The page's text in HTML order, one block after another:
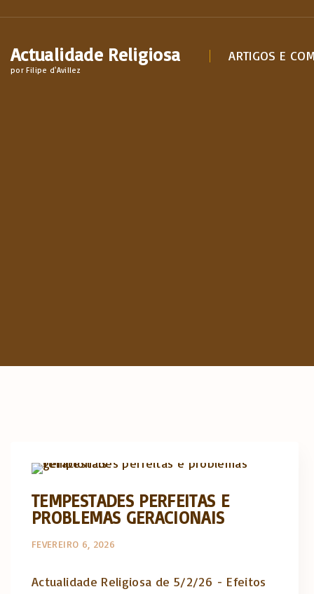
Actualidade Religiosa
por Filipe d'Avillez
ARTIGOS E
TEMPESTADES PERFEITAS E
PROBLEMAS GERACIONAIS
FEVEREIRO 6, 2026
Actualidade Religiosa de 5/2/26 - Efeitos